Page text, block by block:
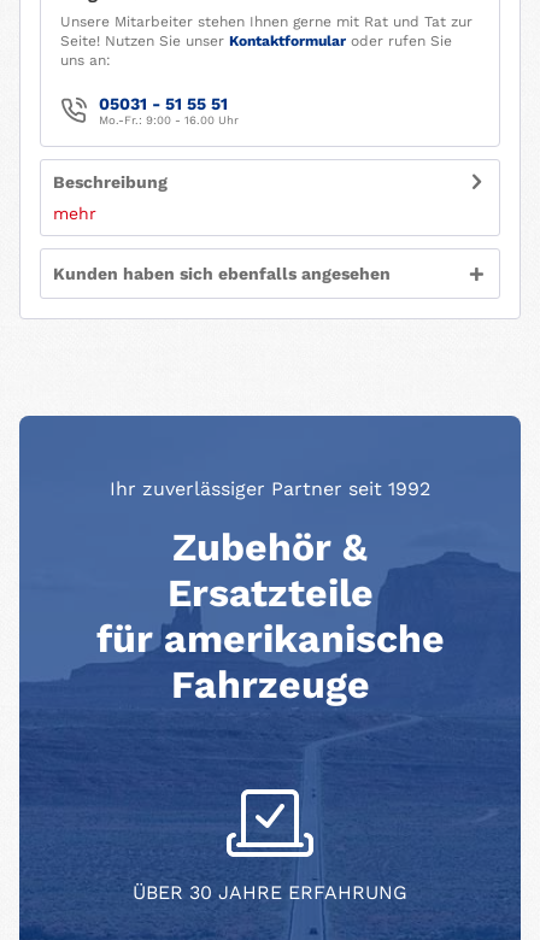
Unsere Mitarbeiter stehen Ihnen gerne mit Rat und Tat zur
Seite! Nutzen Sie unser Kontaktformular oder rufen Sie
uns an:
05031 - 51 55 51
Mo.-Fr.: 9:00 - 16.00 Uhr
Beschreibung
mehr
Kunden haben sich ebenfalls angesehen
Ihr zuverlässiger Partner seit 1992
Zubehör &
Ersatzteile
für amerikanische
Fahrzeuge
ÜBER 30 JAHRE ERFAHRUNG